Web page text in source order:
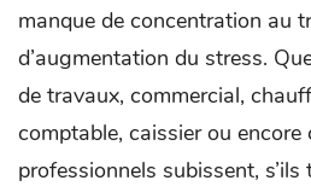
manque de concentration au
d’augmentation du stress.
de travaux, commercial,
comptable, caissier ou encore
professionnels subissent,